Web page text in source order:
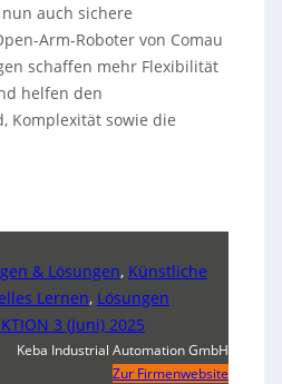
auch sichere
Arm-Roboter von Comau
schaffen mehr Flexibilität
helfen den
Komplexität sowie die
& Lösungen, Künstliche
Lernen, Lösungen
3 (Juni) 2025
Keba Industrial Automation GmbH
Zur Firmenwebsite